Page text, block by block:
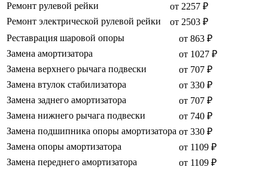
Ремонт рулевой рейки
от 2257 ₽
Ремонт электрической рулевой рейки
от 2503 ₽
Реставрация шаровой опоры
от 863 ₽
Замена амортизатора
от 1027 ₽
Замена верхнего рычага подвески
от 707 ₽
Замена втулок стабилизатора
от 330 ₽
Замена заднего амортизатора
от 707 ₽
Замена нижнего рычага подвески
от 740 ₽
Замена подшипника опоры амортизатора от 330 ₽
Замена опоры амортизатора
от 1109 ₽
Замена переднего амортизатора
от 1109 ₽